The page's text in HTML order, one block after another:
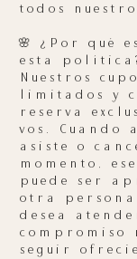
todos
🌸 ¿Por qué
esta
Nuestros
limitados y
reserva
vos. Cuando
asiste o
momento,
puede ser
otra persona
desea
compromiso
seguir